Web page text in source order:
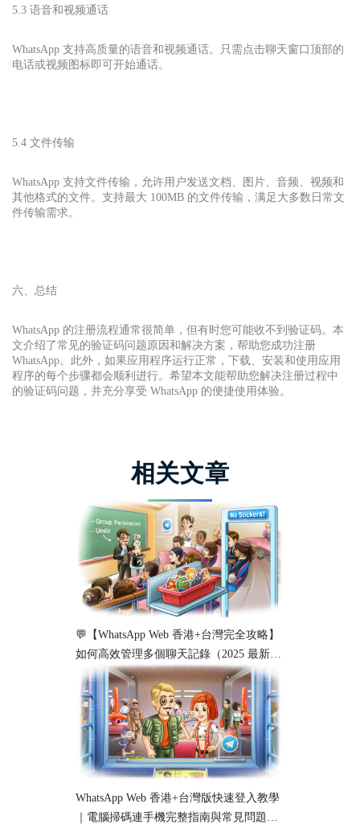
5.3 语音和视频通话
WhatsApp 支持高质量的语音和视频通话。只需点击聊天窗口顶部的
电话或视频图标即可开始通话。
5.4 文件传输
WhatsApp 支持文件传输，允许用户发送文档、图片、音频、视频和
其他格式的文件。支持最大 100MB 的文件传输，满足大多数日常文
件传输需求。
六、总结
WhatsApp 的注册流程通常很简单，但有时您可能收不到验证码。本
文介绍了常见的验证码问题原因和解决方案，帮助您成功注册
WhatsApp。此外，如果应用程序运行正常，下载、安装和使用应用
程序的每个步骤都会顺利进行。希望本文能帮助您解决注册过程中
的验证码问题，并充分享受 WhatsApp 的便捷使用体验。
相关文章
💬【WhatsApp Web 香港+台灣完全攻略】
如何高效管理多個聊天記錄（2025 最新教
學）
WhatsApp Web 香港+台灣版快速登入教學
｜電腦掃碼連手機完整指南與常見問題解